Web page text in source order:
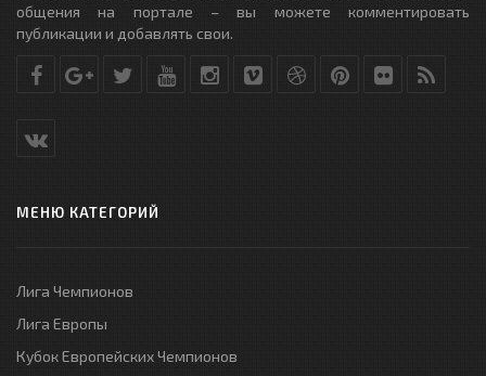
общения на портале – вы можете комментировать
публикации и добавлять свои.
МЕНЮ КАТЕГОРИЙ
Лига Чемпионов
Лига Европы
Кубок Европейских Чемпионов